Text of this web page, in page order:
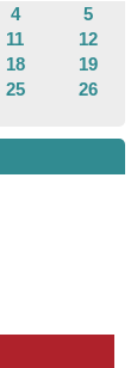
4
5
11
12
18
19
25
26